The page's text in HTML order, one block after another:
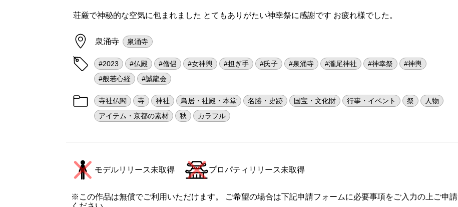
荘厳で神秘的な空気に包まれました とてもありがたい神幸祭に感謝です お疲れ様でした。
泉涌寺 泉涌寺
#2023 #仏殿 #僧侶 #女神輿 #担ぎ手 #氏子 #泉涌寺 #瀧尾神社 #神幸祭
#神輿
#般若心経
#誠龍会
寺社仏閣 寺 神社 鳥居・社殿・本堂 名勝・史跡 国宝・文化財 行事・イベント 祭
人物
アイテム・京都の素材
秋 カラフル
モデルリリース未取得 プロパティリリース未取得
※この作品は無償でご利用いただけます。 ご希望の場合は下記申請フォームに必要事項をご入力の上ご申請